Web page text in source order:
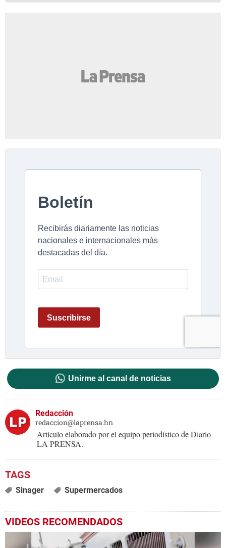
Unirme al canal de noticias
Redacción
redaccion@laprensa.hn
Artículo elaborado por el equipo periodístico de Diario
LA PRENSA.
Sinager Supermercados
VIDEOS RECOMENDADOS